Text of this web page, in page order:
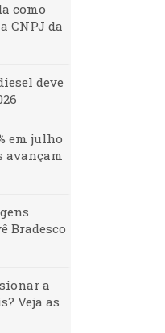
como
CNPJ da
deve
em julho
avançam
Bradesco
a
Veja as